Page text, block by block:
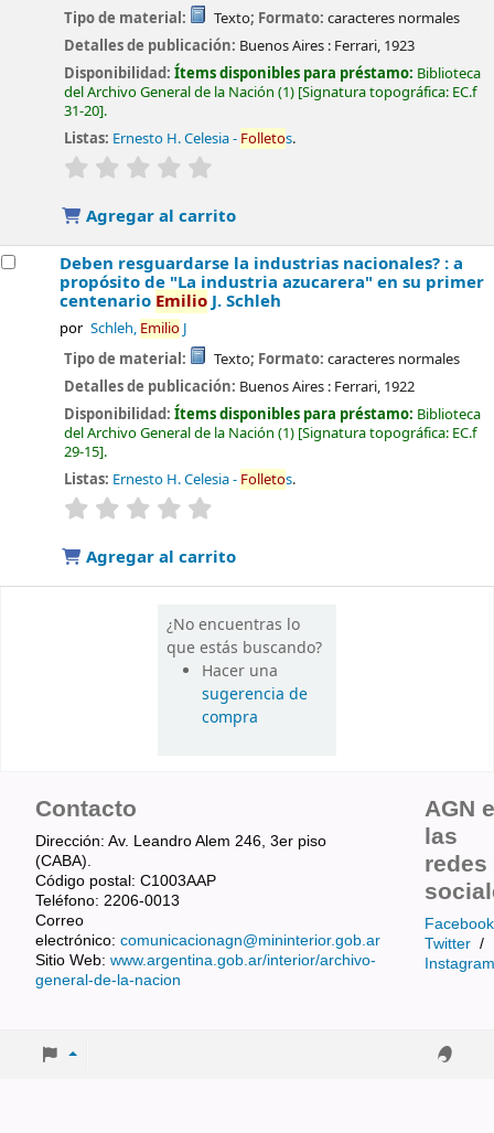
Tipo de material: Texto; Formato: caracteres normales
Detalles de publicación: Buenos Aires : Ferrari, 1923
Disponibilidad:Ítems disponibles para préstamo: Biblioteca
del Archivo General de la Nación (1) Signatura topográfica: EC.f
31-20 .
Listas: Ernesto H. Celesia - Folletos.
valoración
Agregar al carrito
Deben resguardarse la industrias nacionales? : a
propósito de "La industria azucarera" en su primer
centenario Emilio J. Schleh
por Schleh, EmilioJ
Tipo de material: Texto; Formato: caracteres normales
Detalles de publicación: Buenos Aires : Ferrari, 1922
Disponibilidad:Ítems disponibles para préstamo: Biblioteca
del Archivo General de la Nación (1) Signatura topográfica: EC.f
29-15 .
Listas: Ernesto H. Celesia - Folletos.
valoración
Agregar al carrito
¿No encuentras lo
que estás buscando?
Hacer una
sugerencia de
compra
Contacto
Dirección: Av. Leandro Alem 246, 3er piso
(CABA).
Código postal: C1003AAP
Teléfono: 2206-0013
Correo
electrónico: comunicacionagn@mininterior.gob.ar
Sitio Web: www.argentina.gob.ar/interior/archivo-
general-de-la-nacion
AGN
las
redes
Facebook
Twitter /
Instagram